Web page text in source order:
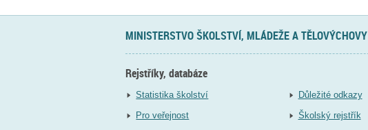
MINISTERSTVO ŠKOLSTVÍ, MLÁDEŽE A TĚLOVÝCHOVY
Rejstříky, databáze
Statistika školství
Pro veřejnost
Důležité odkazy
Školský rejstřík